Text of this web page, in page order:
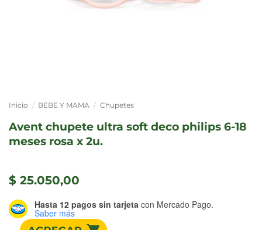
Inicio / BEBE Y MAMA / Chupetes
avent chupete ultra soft deco philips 6-18
meses rosa x 2u.
$ 25.050,00
Hasta 12 pagos sin tarjeta con Mercado Pago.
Saber más